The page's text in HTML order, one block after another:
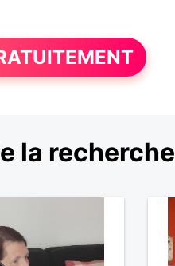
la recherche